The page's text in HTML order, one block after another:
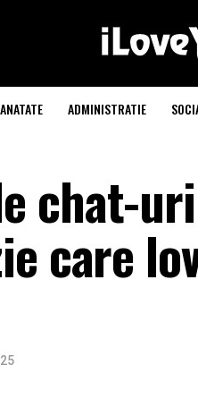
ADMINISTRATIE
chat-
care